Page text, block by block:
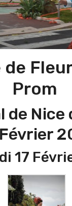
Prom
de Nice
17